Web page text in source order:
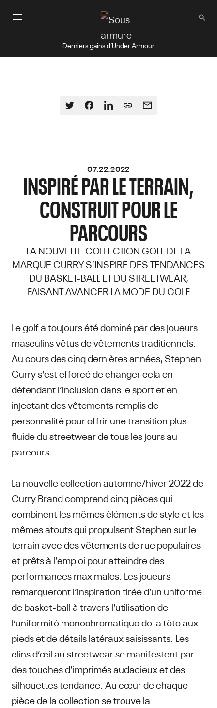
au
principal
Derniers gains d’Under Armour
07.22.2022
INSPIRÉ PAR LE TERRAIN,
CONSTRUIT POUR LE
PARCOURS
LA NOUVELLE COLLECTION GOLF DE LA
MARQUE CURRY S’INSPIRE DES TENDANCES
DU BASKET-BALL ET DU STREETWEAR,
FAISANT AVANCER LA MODE DU GOLF
Le golf a toujours été dominé par des joueurs
masculins vêtus de vêtements traditionnels.
Au cours des cinq dernières années, Stephen
Curry s’est efforcé de changer cela en
défendant l’inclusion dans le sport et en
injectant des vêtements remplis de
personnalité pour offrir une transition plus
fluide du streetwear de tous les jours au
parcours.
La nouvelle collection automne/hiver 2022 de
Curry Brand comprend cinq pièces qui
combinent les mêmes éléments de style et les
mêmes atouts qui propulsent Stephen sur le
terrain avec des vêtements de rue populaires
et prêts à l’emploi pour atteindre des
performances maximales. Les joueurs
remarqueront l’inspiration tirée d’un uniforme
de basket-ball à travers l’utilisation de
l’uniformité monochromatique de la tête aux
pieds et de détails latéraux saisissants. Les
clins d’œil au streetwear se manifestent par
des touches d’imprimés audacieux et des
silhouettes tendance. Au cœur de chaque
pièce de la collection se trouve la